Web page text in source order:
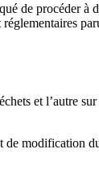
de procéder
et l’autre
de modification